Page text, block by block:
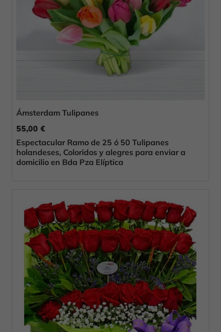
Ámsterdam Tulipanes
55,00 €
Espectacular Ramo de 25 ó 50 Tulipanes
holandeses, Coloridos y alegres para enviar a
domicilio en Bda Pza Elíptica